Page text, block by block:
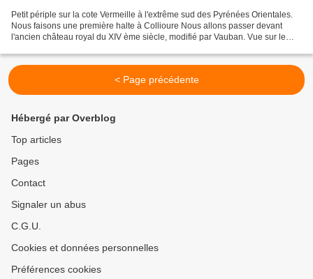
Petit périple sur la cote Vermeille à l'extrême sud des Pyrénées Orientales.
Nous faisons une première halte à Collioure Nous allons passer devant
l'ancien château royal du XIV ème siècle, modifié par Vauban. Vue sur le
< Page précédente
Hébergé par Overblog
Top articles
Pages
Contact
Signaler un abus
C.G.U.
Cookies et données personnelles
Préférences cookies